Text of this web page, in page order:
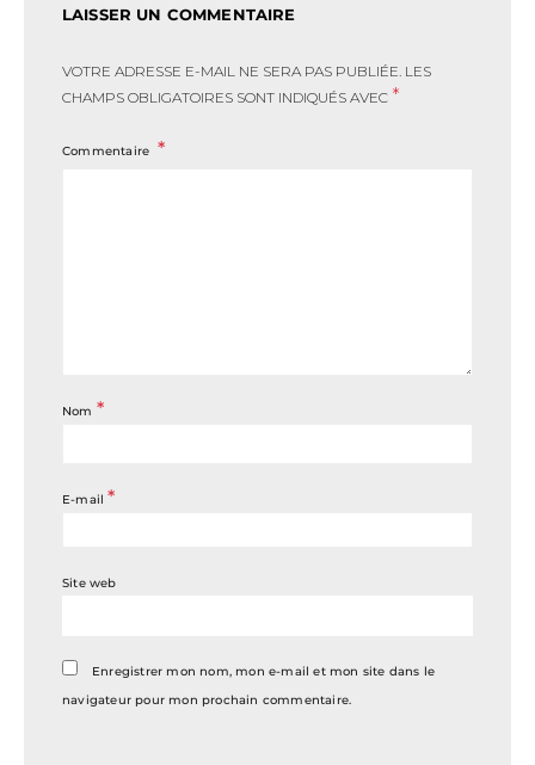
LAISSER UN COMMENTAIRE
VOTRE ADRESSE E-MAIL NE SERA PAS PUBLIÉE. LES
CHAMPS OBLIGATOIRES SONT INDIQUÉS AVEC *
Commentaire
Nom *
E-mail*
Site web
Enregistrer mon nom, mon e-mail et mon site dans le
navigateur pour mon prochain commentaire.